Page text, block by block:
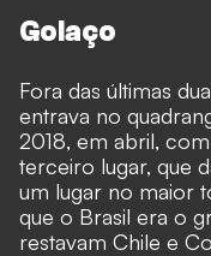
Golaço
Fora das últimas
entrava no
2018, em abril,
terceiro lugar, que
um lugar no maior
que o Brasil era o
restavam Chile e